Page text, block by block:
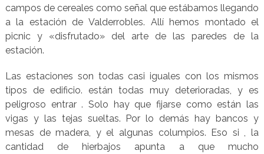
campos de cereales como señal que estábamos llegando
a la estación de Valderrobles. Allí hemos montado el
picnic y «disfrutado» del arte de las paredes de la
estación.
Las estaciones son todas casi iguales con los mismos
tipos de edificio. están todas muy deterioradas, y es
peligroso entrar . Solo hay que fijarse como están las
vigas y las tejas sueltas. Por lo demás hay bancos y
mesas de madera, y el algunas columpios. Eso si , la
cantidad de hierbajos apunta a que mucho